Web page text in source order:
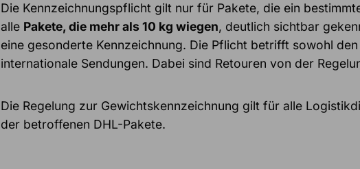
Die Kennzeichnungspflicht gilt nur für Pakete, die ein
alle Pakete, die mehr als 10 kg wiegen, deutlich sichtbar
eine gesonderte Kennzeichnung. Die Pflicht betrifft sowohl
internationale Sendungen. Dabei sind Retouren von der
Die Regelung zur Gewichtskennzeichnung gilt für alle
der betroffenen DHL-Pakete.